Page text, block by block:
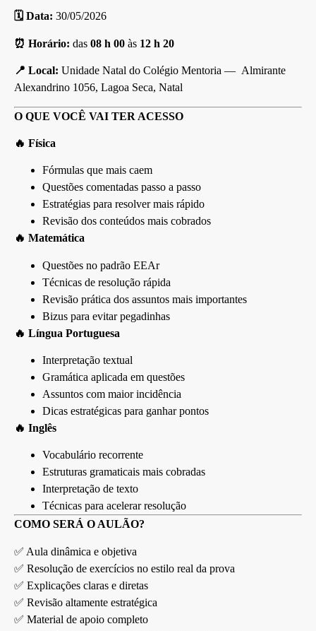
🗓️ Data: 30/05/2026
⏰ Horário: das 08 h 00 às 12 h 20
📍 Local: Unidade Natal do Colégio Mentoria — Almirante
Alexandrino 1056, Lagoa Seca, Natal
O QUE VOCÊ VAI TER ACESSO
🔥 Física
Fórmulas que mais caem
Questões comentadas passo a passo
Estratégias para resolver mais rápido
Revisão dos conteúdos mais cobrados
🔥 Matemática
Questões no padrão EEAr
Técnicas de resolução rápida
Revisão prática dos assuntos mais importantes
Bizus para evitar pegadinhas
🔥 Língua Portuguesa
Interpretação textual
Gramática aplicada em questões
Assuntos com maior incidência
Dicas estratégicas para ganhar pontos
🔥 Inglês
Vocabulário recorrente
Estruturas gramaticais mais cobradas
Interpretação de texto
Técnicas para acelerar resolução
COMO SERÁ O AULÃO?
✅ Aula dinâmica e objetiva
✅ Resolução de exercícios no estilo real da prova
✅ Explicações claras e diretas
✅ Revisão altamente estratégica
✅ Material de apoio completo